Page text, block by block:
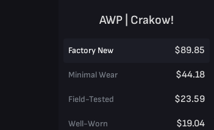
AWP | Crakow!
Factory New $89.85
Minimal Wear $44.18
Field-Tested $23.59
Well-Worn $19.04